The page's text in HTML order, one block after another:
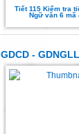
Tiết 115 Kiểm tra
Ngữ văn 6 mã
GDCD - GDNGLL